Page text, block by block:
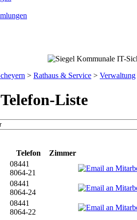
> Rathaus & Service > Verwaltung
Liste
Telefon Zimmer
08441
8064-21
08441
8064-24
08441
8064-22